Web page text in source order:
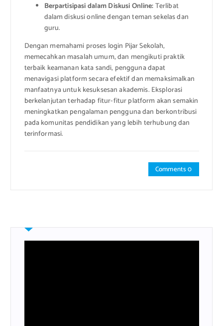
Berpartisipasi dalam Diskusi Online:Terlibat
dalam diskusi online dengan teman sekelas dan
guru.
Dengan memahami proses login Pijar Sekolah,
memecahkan masalah umum, dan mengikuti praktik
terbaik keamanan kata sandi, pengguna dapat
menavigasi platform secara efektif dan memaksimalkan
manfaatnya untuk kesuksesan akademis. Eksplorasi
berkelanjutan terhadap fitur-fitur platform akan semakin
meningkatkan pengalaman pengguna dan berkontribusi
pada komunitas pendidikan yang lebih terhubung dan
terinformasi.
Comments 0